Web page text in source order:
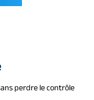
perdre le contrôle